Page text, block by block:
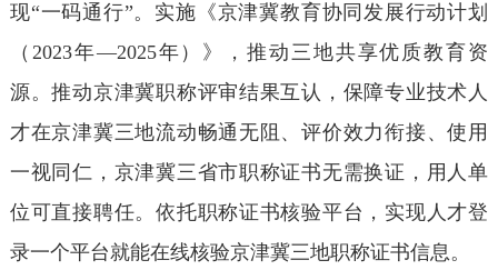
现“一码通行”。实施《京津冀教育协同发展行动计划
（2023年—2025年）》，推动三地共享优质教育资
源。推动京津冀职称评审结果互认，保障专业技术人
才在京津冀三地流动畅通无阻、评价效力衔接、使用
一视同仁，京津冀三省市职称证书无需换证，用人单
位可直接聘任。依托职称证书核验平台，实现人才登
录一个平台就能在线核验京津冀三地职称证书信息。